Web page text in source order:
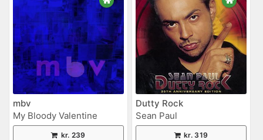
mbv
My Bloody Valentine
kr. 239
Dutty Rock
Sean Paul
kr. 319